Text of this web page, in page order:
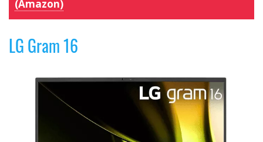
(Amazon)
LG Gram 16